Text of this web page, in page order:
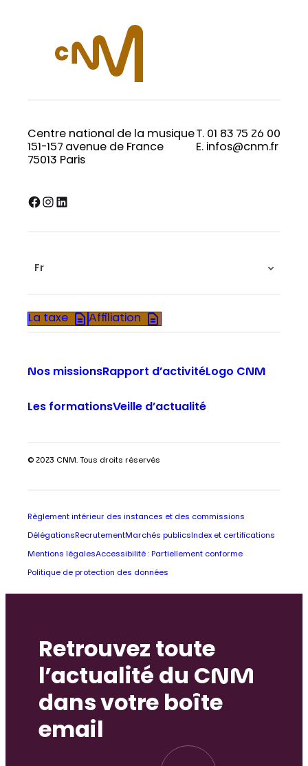
Centre national de la musique
151-157 avenue de France
75013 Paris
T. 01 83 75 26 00
E. infos@cnm.fr
Facebook InstagramLinkedIn
Fr
La taxe Affiliation
Nos missionsRapport d’activitéLogo CNM
Les formationsVeille d’actualité
© 2023 CNM. Tous droits réservés
Règlement intérieur des instances et des commissions
Délégations RecrutementMarchés publics Index et certifications
Mentions légalesAccessibilité : Partiellement conforme
Politique de protection des données
Retrouvez toute
l’actualité du CNM
dans votre boîte
email